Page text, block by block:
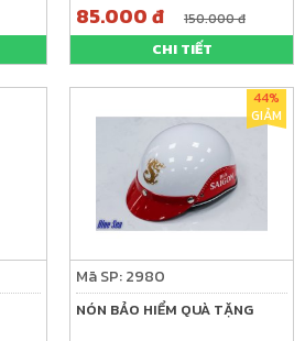
85.000 đ 150.000 đ
CHI TIẾT
44%
GIẢM
Mã SP: 2980
NÓN BẢO HIỂM QUÀ TẶNG